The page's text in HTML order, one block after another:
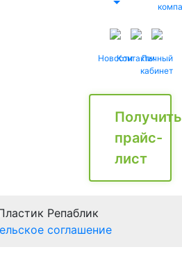
НовостиКонтактыЛичный
кабинет
Получить
прайс-
лист
Репаблик
соглашение